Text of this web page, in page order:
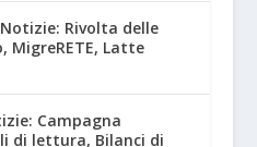
Notizie: Rivolta delle
MigreRETE, Latte
Campagna
di lettura, Bilanci di